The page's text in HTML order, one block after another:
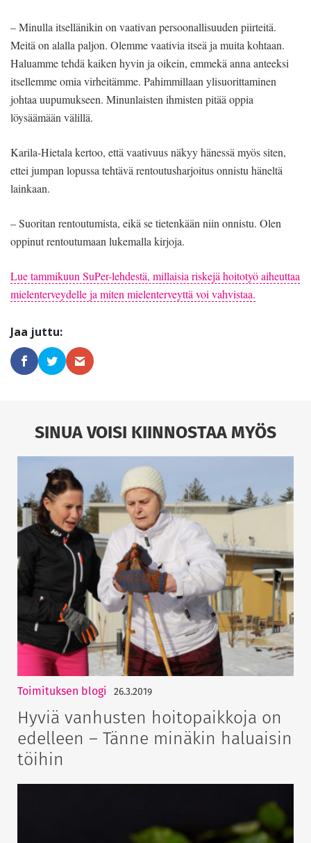
– Minulla itsellänikin on vaativan persoonallisuuden piirteitä.
Meitä on alalla paljon. Olemme vaativia itseä ja muita kohtaan.
Haluamme tehdä kaiken hyvin ja oikein, emmekä anna anteeksi
itsellemme omia virheitämme. Pahimmillaan ylisuorittaminen
johtaa uupumukseen. Minunlaisten ihmisten pitää oppia
löysäämään välillä.
Karila-Hietala kertoo, että vaativuus näkyy hänessä myös siten,
ettei jumpan lopussa tehtävä rentoutusharjoitus onnistu häneltä
lainkaan.
– Suoritan rentoutumista, eikä se tietenkään niin onnistu. Olen
oppinut rentoutumaan lukemalla kirjoja.
Lue tammikuun SuPer-lehdestä, millaisia riskejä hoitotyö aiheuttaa
mielenterveydelle ja miten mielenterveyttä voi vahvistaa.
SINUA VOISI KIINNOSTAA MYÖS
Toimituksen blogi 26.3.2019
Hyviä vanhusten hoitopaikkoja on
edelleen – Tänne minäkin haluaisin
töihin